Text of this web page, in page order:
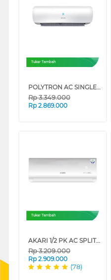
Tukar Tambah
POLYTRON AC SINGLE SPLIT AIR CONDITIONER STANDARD NEUVA ICE PACVZI SERIES
Rp3.349.000
Rp 2.869.000
Tukar Tambah
AKARI 1/2 PK AC SPLIT AIR CONDITIONER STANDARD R32 PURIFIER A05TCF89NLWI
Rp3.209.000
Rp 2.909.000
(78)